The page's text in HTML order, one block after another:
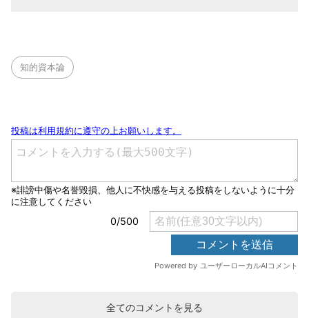
知的資本論
全てのコメントを見る